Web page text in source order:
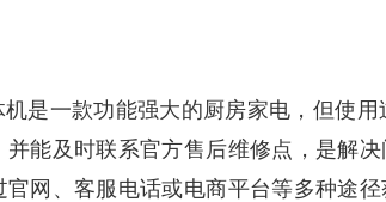
是一款功能强大的厨房家电，但使
能及时联系官方售后维修点，是解
官网、客服电话或电商平台等多种途